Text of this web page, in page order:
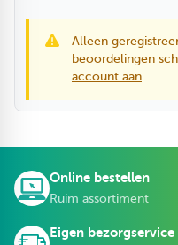
Alleen
beoordelingen
account aan
Online bestellen
Ruim assortiment
Eigen bezorgservice